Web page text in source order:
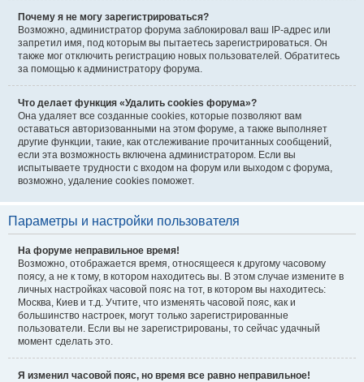
Почему я не могу зарегистрироваться?
Возможно, администратор форума заблокировал ваш IP-адрес или
запретил имя, под которым вы пытаетесь зарегистрироваться. Он
также мог отключить регистрацию новых пользователей. Обратитесь
за помощью к администратору форума.
Что делает функция «Удалить cookies форума»?
Она удаляет все созданные cookies, которые позволяют вам
оставаться авторизованными на этом форуме, а также выполняет
другие функции, такие, как отслеживание прочитанных сообщений,
если эта возможность включена администратором. Если вы
испытываете трудности с входом на форум или выходом с форума,
возможно, удаление cookies поможет.
Параметры и настройки пользователя
На форуме неправильное время!
Возможно, отображается время, относящееся к другому часовому
поясу, а не к тому, в котором находитесь вы. В этом случае измените в
личных настройках часовой пояс на тот, в котором вы находитесь:
Москва, Киев и т.д. Учтите, что изменять часовой пояс, как и
большинство настроек, могут только зарегистрированные
пользователи. Если вы не зарегистрированы, то сейчас удачный
момент сделать это.
Я изменил часовой пояс, но время все равно неправильное!